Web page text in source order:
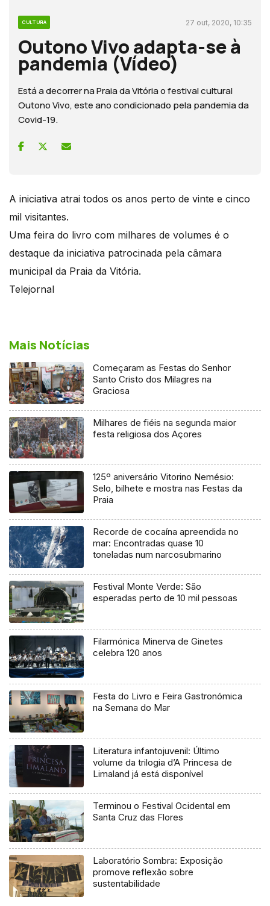
CULTURA 27 out, 2020, 10:35
Outono Vivo adapta-se à
pandemia (Vídeo)
Está a decorrer na Praia da Vitória o festival cultural
Outono Vivo, este ano condicionado pela pandemia da
Covid-19.
A iniciativa atrai todos os anos perto de vinte e cinco
mil visitantes.
Uma feira do livro com milhares de volumes é o
destaque da iniciativa patrocinada pela câmara
municipal da Praia da Vitória.
Telejornal
Mais Notícias
Começaram as Festas do Senhor
Santo Cristo dos Milagres na
Graciosa
Milhares de fiéis na segunda maior
festa religiosa dos Açores
125º aniversário Vitorino Nemésio:
Selo, bilhete e mostra nas Festas da
Praia
Recorde de cocaína apreendida no
mar: Encontradas quase 10
toneladas num narcosubmarino
Festival Monte Verde: São
esperadas perto de 10 mil pessoas
Filarmónica Minerva de Ginetes
celebra 120 anos
Festa do Livro e Feira Gastronómica
na Semana do Mar
Literatura infantojuvenil: Último
volume da trilogia d’A Princesa de
Limaland já está disponível
Terminou o Festival Ocidental em
Santa Cruz das Flores
Laboratório Sombra: Exposição
promove reflexão sobre
sustentabilidade